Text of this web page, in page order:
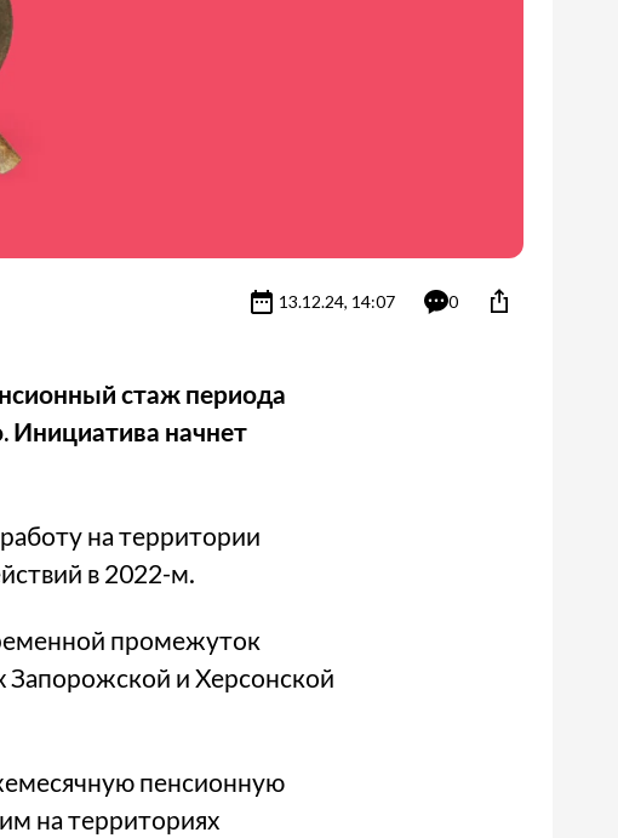
13.12.24, 14:07 0
стаж периода
Инициатива начнет
на территории
в 2022-м.
промежуток
Запорожской и Херсонской
пенсионную
на территориях